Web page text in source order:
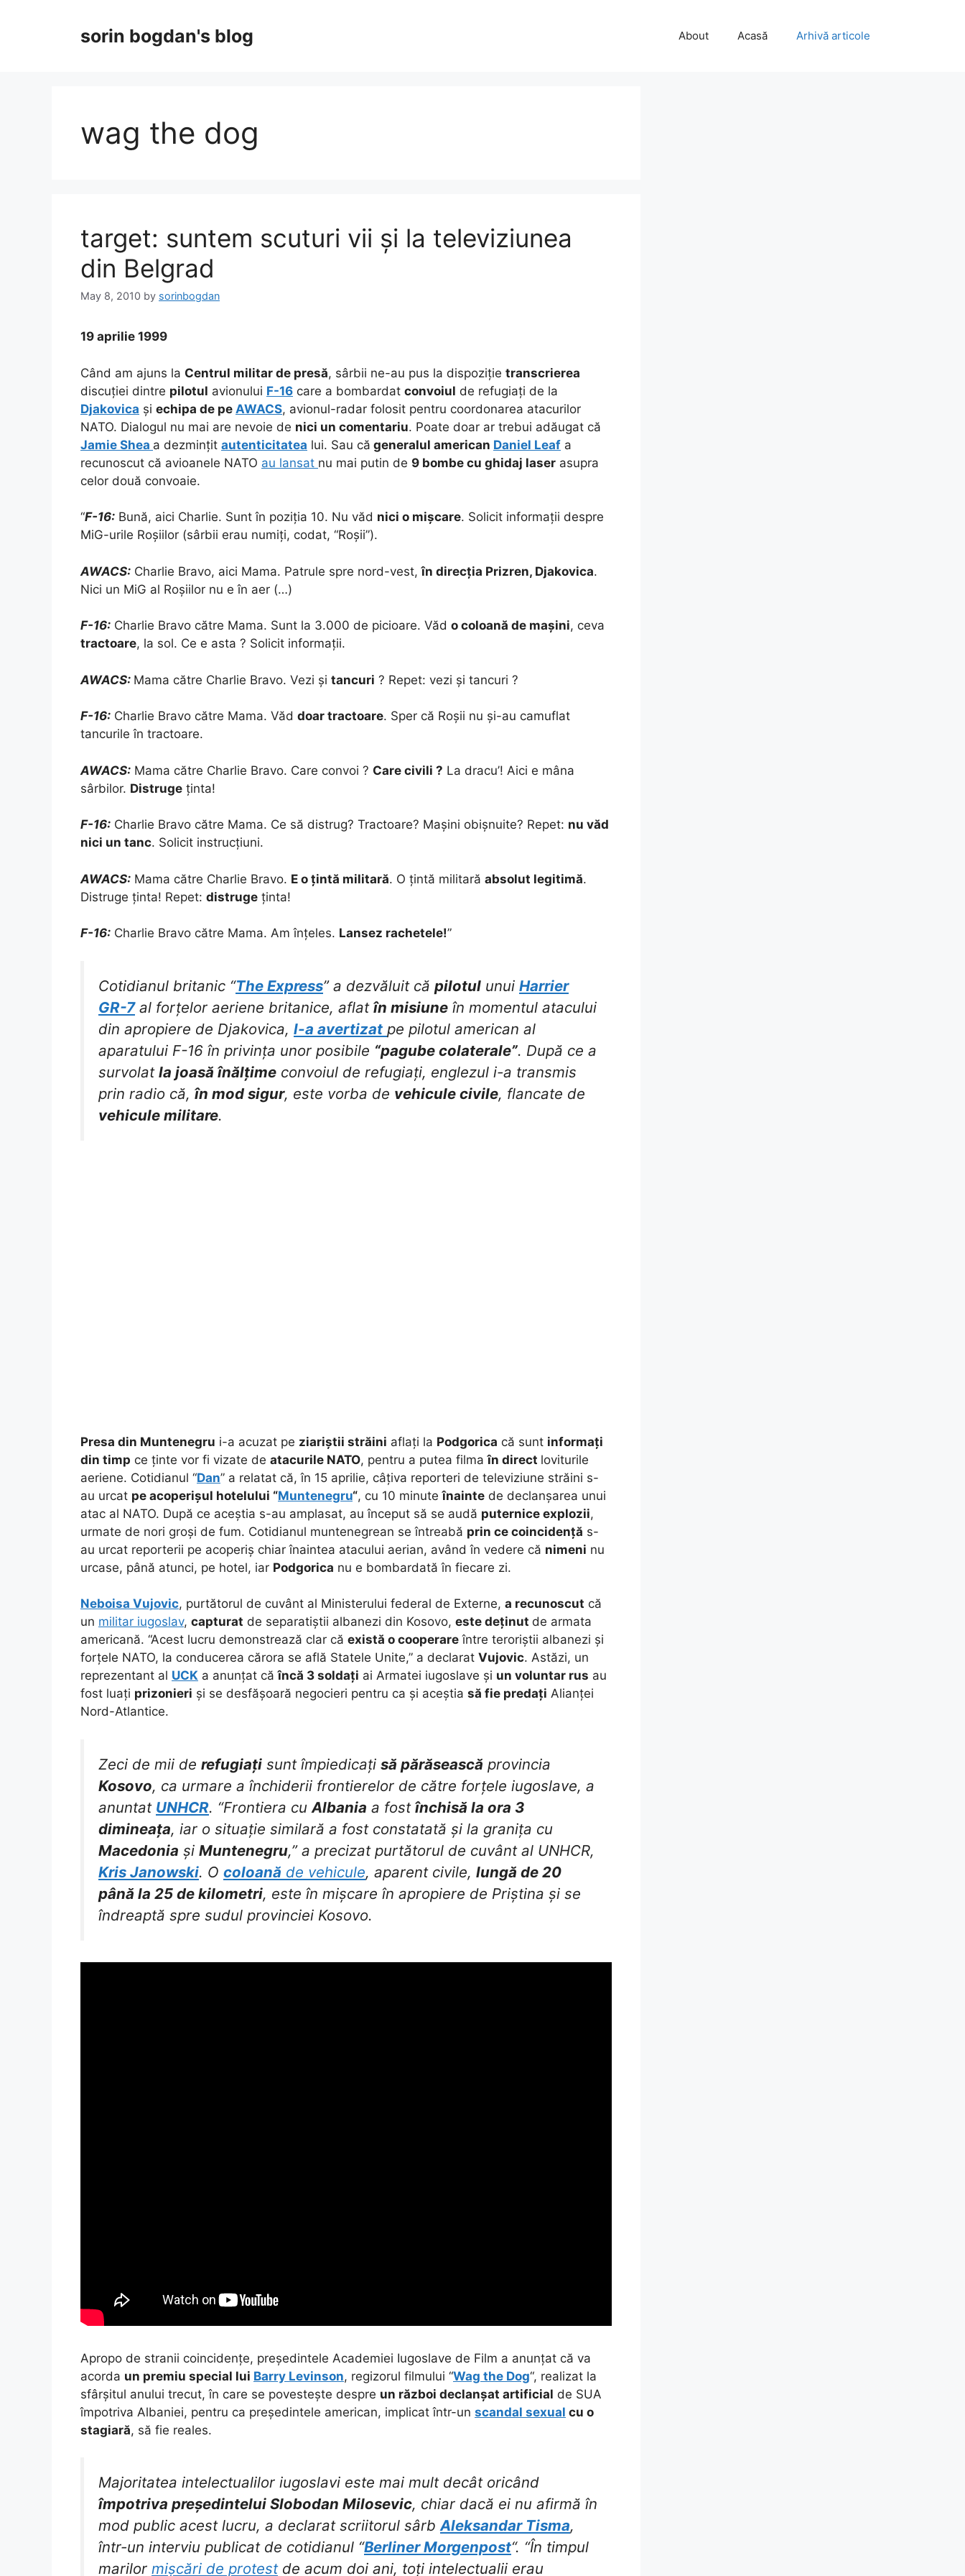
sorin bogdan's blog About Acasă Arhivă articole
wag the dog
target: suntem scuturi vii și la televiziunea
din Belgrad
May 8, 2010 by sorinbogdan
19 aprilie 1999
Când am ajuns la Centrul militar de presă, sârbii ne-au pus la dispoziție transcrierea
discuției dintre pilotul avionului F-16 care a bombardat convoiul de refugiați de la
Djakovica și echipa de pe AWACS, avionul-radar folosit pentru coordonarea atacurilor
NATO. Dialogul nu mai are nevoie de nici un comentariu. Poate doar ar trebui adăugat că
Jamie Shea a dezmințit autenticitatea lui. Sau că generalul american Daniel Leaf a
recunoscut că avioanele NATO au lansat nu mai putin de 9 bombe cu ghidaj laser asupra
celor două convoaie.
“F-16: Bună, aici Charlie. Sunt în poziția 10. Nu văd nici o mișcare. Solicit informații despre
MiG-urile Roșiilor (sârbii erau numiți, codat, “Roșii”).
AWACS: Charlie Bravo, aici Mama. Patrule spre nord-vest,în direcția Prizren, Djakovica.
Nici un MiG al Roșiilor nu e în aer (…)
F-16: Charlie Bravo către Mama. Sunt la 3.000 de picioare. Văd o coloană de mașini, ceva
tractoare, la sol. Ce e asta ? Solicit informații.
AWACS: Mama către Charlie Bravo. Vezi și tancuri ? Repet: vezi și tancuri ?
F-16: Charlie Bravo către Mama. Văd doar tractoare. Sper că Roșii nu și-au camuflat
tancurile în tractoare.
AWACS: Mama către Charlie Bravo. Care convoi ? Care civili ? La dracu’! Aici e mâna
sârbilor. Distruge ținta!
F-16: Charlie Bravo către Mama. Ce să distrug? Tractoare? Mașini obișnuite? Repet: nu văd
nici un tanc. Solicit instrucțiuni.
AWACS: Mama către Charlie Bravo. E o țintă militară. O țintă militară absolut legitimă.
Distruge ținta! Repet: distruge ținta!
F-16: Charlie Bravo către Mama. Am înțeles. Lansez rachetele!”
Cotidianul britanic “The Express” a dezvăluit că pilotul unui Harrier
GR-7al forțelor aeriene britanice, aflat în misiune în momentul atacului
din apropiere de Djakovica, l-a avertizat pe pilotul american al
aparatului F-16 în privința unor posibile “pagube colaterale”. După ce a
survolat la joasă înălțime convoiul de refugiați, englezul i-a transmis
prin radio că, în mod sigur, este vorba de vehicule civile, flancate de
vehicule militare.
Presa din Muntenegru i-a acuzat pe ziariștii străini aflați la Podgorica că sunt informați
din timp ce ținte vor fi vizate de atacurile NATO, pentru a putea filmaîn direct loviturile
aeriene. Cotidianul “Dan” a relatat că, în 15 aprilie, câțiva reporteri de televiziune străini s-
au urcat pe acoperișul hotelului “Muntenegru“, cu 10 minuteînainte de declanșarea unui
atac al NATO. După ce aceștia s-au amplasat, au început să se audă puternice explozii,
urmate de nori groși de fum. Cotidianul muntenegrean se întreabă prin ce coincidență s-
au urcat reporterii pe acoperiș chiar înaintea atacului aerian, având în vedere că nimeni nu
urcase, până atunci, pe hotel, iar Podgorica nu e bombardată în fiecare zi.
Neboisa Vujovic, purtătorul de cuvânt al Ministerului federal de Externe, a recunoscut că
un militar iugoslav, capturat de separatiștii albanezi din Kosovo, este deținut de armata
americană. “Acest lucru demonstrează clar că există o cooperare între teroriștii albanezi și
forțele NATO, la conducerea cărora se află Statele Unite,” a declarat Vujovic. Astăzi, un
reprezentant al UCK a anunțat căîncă 3 soldați ai Armatei iugoslave și un voluntar rus au
fost luați prizonieri și se desfășoară negocieri pentru ca și aceștia să fie predați Alianței
Nord-Atlantice.
Zeci de mii de refugiați sunt împiedicați să părăsească provincia
Kosovo, ca urmare a închiderii frontierelor de către forțele iugoslave, a
anuntat UNHCR. “Frontiera cu Albania a fost închisă la ora 3
dimineața, iar o situație similară a fost constatată și la granița cu
Macedonia și Muntenegru,” a precizat purtătorul de cuvânt al UNHCR,
Kris Janowski. O coloană de vehicule, aparent civile, lungă de 20
până la 25 de kilometri, este în mișcare în apropiere de Priștina și se
îndreaptă spre sudul provinciei Kosovo.
Apropo de stranii coincidențe, președintele Academiei Iugoslave de Film a anunțat că va
acorda un premiu special lui Barry Levinson, regizorul filmului “Wag the Dog“, realizat la
sfârșitul anului trecut, în care se povestește despre un război declanșat artificial de SUA
împotriva Albaniei, pentru ca președintele american, implicat într-un scandal sexual cu o
stagiară, să fie reales.
Majoritatea intelectualilor iugoslavi este mai mult decât oricând
împotriva președintelui Slobodan Milosevic, chiar dacă ei nu afirmă în
mod public acest lucru, a declarat scriitorul sârbAleksandar Tisma,
într-un interviu publicat de cotidianul “Berliner Morgenpost“. “În timpul
marilor mișcări de protestde acum doi ani, toți intelectualii erau